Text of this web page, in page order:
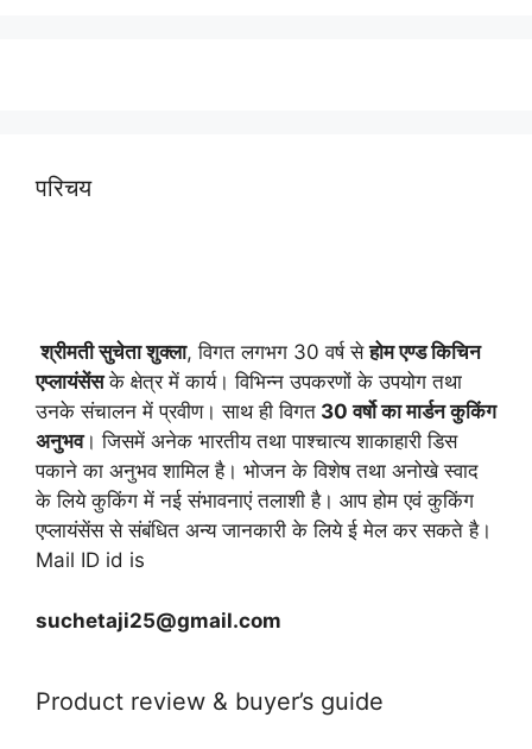
परिचय
श्रीमती सुचेता शुक्ला, विगत लगभग 30 वर्ष सेहोम एण्ड किचिन
एप्लायंसेंसके क्षेत्र में कार्य। विभिन्न उपकरणों के उपयोग तथा
उनके संचालन में प्रवीण। साथ ही विगत 30 वर्षो का मार्डन कुकिंग
अनुभव। जिसमें अनेक भारतीय तथा पाश्चात्य शाकाहारी डिस
पकाने का अनुभव शामिल है। भोजन के विशेष तथा अनोखे स्वाद
के लिये कुकिंग में नई संभावनाएं तलाशी है। आप होम एवं कुकिंग
एप्लायंसेंस से संबंधित अन्य जानकारी के लिये ई मेल कर सकते है।
Mail ID id is
suchetaji25@gmail.com
Product review & buyer’s guide